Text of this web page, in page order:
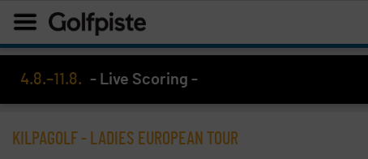
4.8.–11.8. - Live Scoring -
KILPAGOLF - LADIES EUROPEAN TOUR